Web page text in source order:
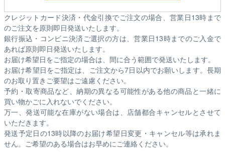
クレジットカード決済・代金引換でご注文の場合、営業日13時まで
のご注文を原則即日発送いたします。
銀行振込・コンビニ決済ご選択の方は、営業日13時までのご入金で
あれば原則即日発送いたします。
お届け希望日をご指定の場合は、間に合う範囲で発送いたします。
お届け希望日をご指定は、ご注文から7日以内でお願いします。長期
のお取り置きご要望はご遠慮ください。
予約・取寄商品など、納期の異なる可能性がある他の商品と一緒に
買い物かごに入れないでください。
万一、発送可能な在庫がない場合は、店舗都合キャンセルとさせて
いただきます。
発送予定日の13時以降のお届け希望日変更・キャンセル等は承れま
せん。ご希望のある場合はお早めにご連絡ください。